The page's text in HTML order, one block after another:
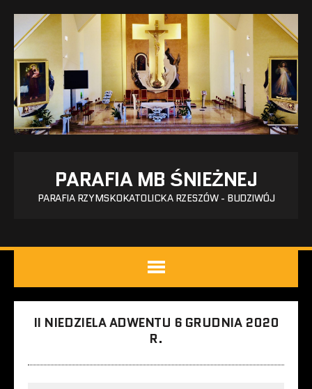
PARAFIA MB ŚNIEŻNEJ
PARAFIA RZYMSKOKATOLICKA RZESZÓW - BUDZIWÓJ
II NIEDZIELA ADWENTU 6 GRUDNIA 2020
R.